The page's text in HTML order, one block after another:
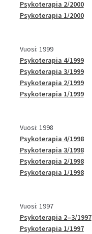
Psykoterapia 2/2000
Psykoterapia 1/2000
Vuosi: 1999
Psykoterapia 4/1999
Psykoterapia 3/1999
Psykoterapia 2/1999
Psykoterapia 1/1999
Vuosi: 1998
Psykoterapia 4/1998
Psykoterapia 3/1998
Psykoterapia 2/1998
Psykoterapia 1/1998
Vuosi: 1997
Psykoterapia 2–3/1997
Psykoterapia 1/1997